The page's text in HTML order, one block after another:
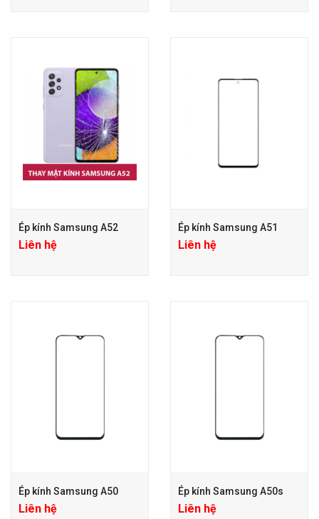
Ép kính Samsung A52
Liên hệ
Ép kính Samsung A51
Liên hệ
Ép kính Samsung A50
Liên hệ
Ép kính Samsung A50s
Liên hệ